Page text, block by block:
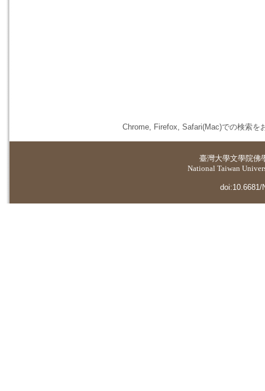
Chrome, Firefox, Safari(Mac)での検索を
臺灣大學文學院佛
National Taiwan
doi:10.6681/